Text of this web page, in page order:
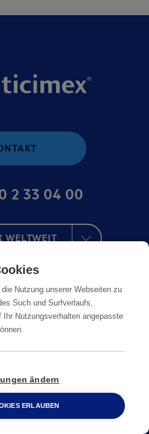
2 33 04 00
WELTWEIT
0800 2 33 04 00
Nutzung unserer Webseiten zu
Such und Surfverlaufs,
Nutzungsverhalten angepasste
ändern
ERLAUBEN